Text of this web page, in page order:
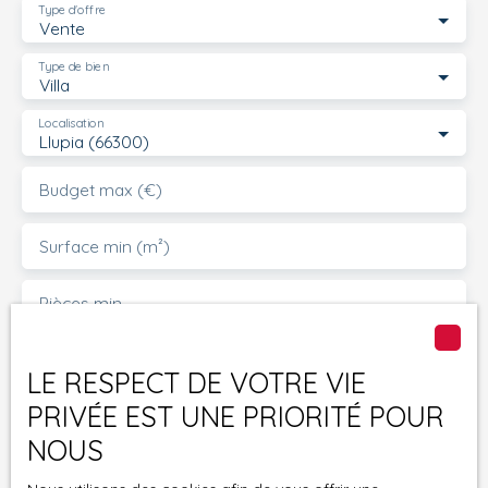
Vente
Type d'offre
Villa
Type de bien
Llupia (66300)
Localisation
Budget max (€)
Surface min (m²)
Pièces min
personnelles conformément au RGPD. Si vous ne
souhaitez pas faire l'objet de prospection
commerciale par voie téléphonique, vous pouvez
vous inscrire gratuitement sur la liste d'opposition
LE RESPECT DE VOTRE VIE
PRIVÉE EST UNE PRIORITÉ POUR
NOUS